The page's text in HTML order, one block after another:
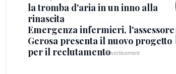
la tromba d'aria in un inno alla
rinascita
Emergenza infermieri, l'assessore
Gerosa presenta il nuovo progetto
per il reclutamento